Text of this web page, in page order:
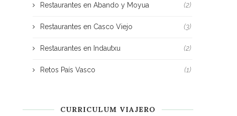
Restaurantes en Abando y Moyua (2)
Restaurantes en Casco Viejo (3)
Restaurantes en Indautxu (2)
Retos País Vasco (1)
CURRICULUM VIAJERO